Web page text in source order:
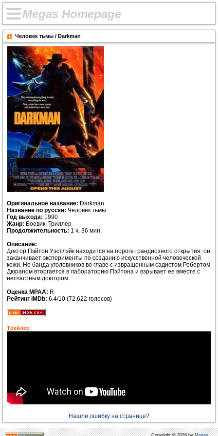
Megas Homepage
Человек тьмы / Darkman
Оригинальное название: Darkman
Название по русски: Человек тьмы
Год выхода: 1990
Жанр: Боевик, Триллер
Продолжительность: 1 ч. 36 мин.
Описание:
Доктор Пэйтон Уэстлэйк находится на пороге грандиозного открытия: он
заканчивает эксперименты по созданию искусственной человеческой
кожи. Но банда уголовников во главе с извращенным садистом Робертом
Дюраном вторгается в лабораторию Пэйтона и взрывает ее вместе с
несчастным доктором.
Оценка MPAA: R
Рейтинг iMDb: 6.4/10 (72,622 голосов)
Трейлер
Нашли ошибку на странице?
Copyright © 2026 byMegas